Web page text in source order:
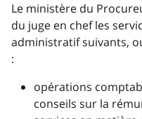
Le ministère du
du juge en chef les
administratif suivants,
:
opérations
conseils sur la